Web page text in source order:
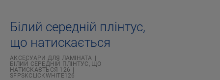
Білий середній плінтус,
що натискається
АКСЕСУАРИ ДЛЯ ЛАМІНАТА
БІЛИЙ СЕРЕДНІЙ ПЛІНТУС, ЩО
НАТИСКАЄТЬСЯ 126
SFPSKCLICKWHITE126